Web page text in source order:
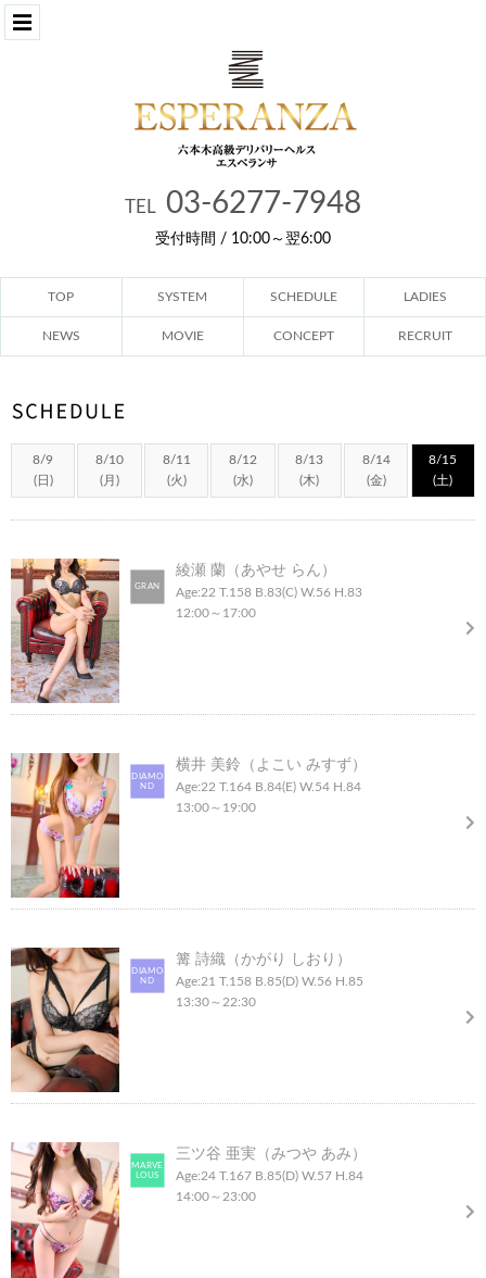
TEL 03-6277-7948
受付時間 / 10:00～翌6:00
TOP SYSTEM SCHEDULE LADIES
NEWS MOVIE CONCEPT RECRUIT
8/9
(日)
8/10
(月)
8/11
(火)
8/12
(水)
8/13
(木)
8/14
(金)
8/15
(土)
GRAN
綾瀬 蘭（あやせ らん）
Age:22 T.158 B.83(C) W.56 H.83
12:00～ 17:00
DIAMO
ND
横井 美鈴（よこい みすず）
Age:22 T.164 B.84(E) W.54 H.84
13:00～ 19:00
DIAMO
ND
篝 詩織（かがり しおり）
Age:21 T.158 B.85(D) W.56 H.85
13:30～ 22:30
MARVE
LOUS
三ツ谷 亜実（みつや あみ）
Age:24 T.167 B.85(D) W.57 H.84
14:00～ 23:00